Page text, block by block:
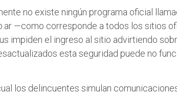
no existe ningún programa oficial
—como corresponde a todos los sitios
impiden el ingreso al sitio advirtiendo
esta seguridad puede no
los delincuentes simulan